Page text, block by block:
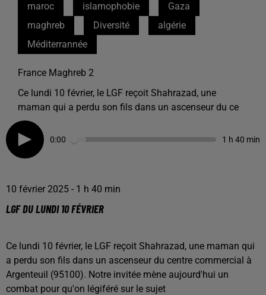
maroc
islamophobie
Gaza
maghreb
Diversité
algérie
Méditerrannée
France Maghreb 2
Ce lundi 10 février, le LGF reçoit Shahrazad, une
maman qui a perdu son fils dans un ascenseur du ce
0:00 1 h 40 min
10 février 2025 - 1 h 40 min
LGF DU LUNDI 10 FÉVRIER
Ce lundi 10 février, le LGF reçoit Shahrazad, une maman qui
a perdu son fils dans un ascenseur du centre commercial à
Argenteuil (95100). Notre invitée mène aujourd'hui un
combat pour qu'on légiféré sur le sujet